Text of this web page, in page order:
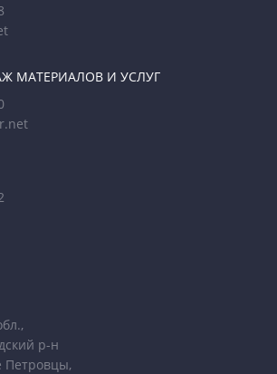
МАТЕРИАЛОВ И УСЛУГ
р-н
Петровцы,